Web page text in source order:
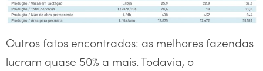
Outros fatos encontrados: as melhores fazendas
lucram quase 50% a mais. Todavia, o